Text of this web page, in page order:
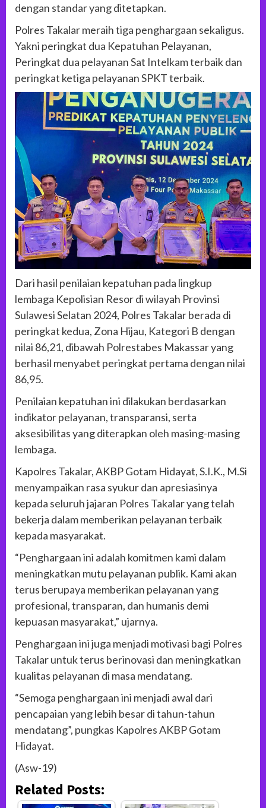
dengan standar yang ditetapkan.
Polres Takalar meraih tiga penghargaan sekaligus.
Yakni peringkat dua Kepatuhan Pelayanan,
Peringkat dua pelayanan Sat Intelkam terbaik dan
peringkat ketiga pelayanan SPKT terbaik.
Dari hasil penilaian kepatuhan pada lingkup
lembaga Kepolisian Resor di wilayah Provinsi
Sulawesi Selatan 2024, Polres Takalar berada di
peringkat kedua, Zona Hijau, Kategori B dengan
nilai 86,21, dibawah Polrestabes Makassar yang
berhasil menyabet peringkat pertama dengan nilai
86,95.
Penilaian kepatuhan ini dilakukan berdasarkan
indikator pelayanan, transparansi, serta
aksesibilitas yang diterapkan oleh masing-masing
lembaga.
Kapolres Takalar, AKBP Gotam Hidayat, S.I.K., M.Si
menyampaikan rasa syukur dan apresiasinya
kepada seluruh jajaran Polres Takalar yang telah
bekerja dalam memberikan pelayanan terbaik
kepada masyarakat.
“Penghargaan ini adalah komitmen kami dalam
meningkatkan mutu pelayanan publik. Kami akan
terus berupaya memberikan pelayanan yang
profesional, transparan, dan humanis demi
kepuasan masyarakat,” ujarnya.
Penghargaan ini juga menjadi motivasi bagi Polres
Takalar untuk terus berinovasi dan meningkatkan
kualitas pelayanan di masa mendatang.
“Semoga penghargaan ini menjadi awal dari
pencapaian yang lebih besar di tahun-tahun
mendatang”, pungkas Kapolres AKBP Gotam
Hidayat.
(Asw-19)
Related Posts: